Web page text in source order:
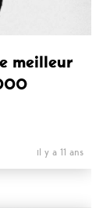
meilleur
il y a 11 ans